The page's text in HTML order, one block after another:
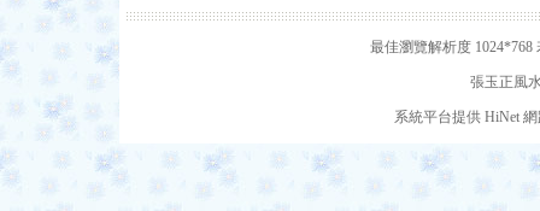
最佳瀏覽解析度
張玉正風
系統平台提供 HiNet